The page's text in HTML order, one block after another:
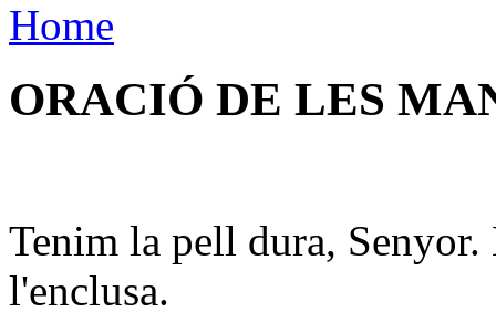
Home
ORACIÓ DE LES
Tenim la pell dura,
l'enclusa.